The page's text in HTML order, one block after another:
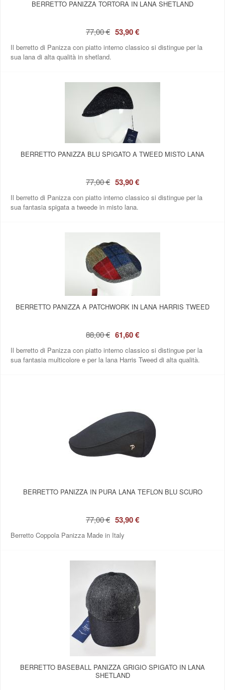
BERRETTO PANIZZA TORTORA IN LANA SHETLAND
77,00 € 53,90 €
Il berretto di Panizza con piatto interno classico si distingue per la
sua lana di alta qualità in shetland.
BERRETTO PANIZZA BLU SPIGATO A TWEED MISTO LANA
77,00 € 53,90 €
Il berretto di Panizza con piatto interno classico si distingue per la
sua fantasia spigata a tweede in misto lana.
BERRETTO PANIZZA A PATCHWORK IN LANA HARRIS TWEED
88,00 € 61,60 €
Il berretto di Panizza con piatto interno classico si distingue per la
sua fantasia multicolore e per la lana Harris Tweed di alta qualità.
BERRETTO PANIZZA IN PURA LANA TEFLON BLU SCURO
77,00 € 53,90 €
Berretto Coppola Panizza Made in Italy
BERRETTO BASEBALL PANIZZA GRIGIO SPIGATO IN LANA
SHETLAND